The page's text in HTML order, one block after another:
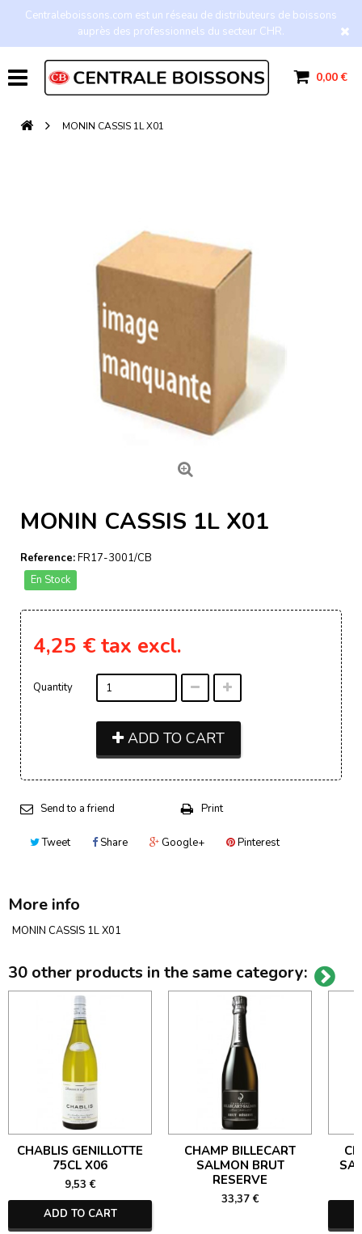
Centraleboissons.com est un réseau de distributeurs de boissons
auprès des professionnels du secteur CHR.
0,00 €
MONIN CASSIS 1L X01
MONIN CASSIS 1L X01
Reference:FR17-3001/CB
En Stock
4,25 € tax excl.
Quantity
ADD TO CART
Send to a friend Print
Tweet Share Google+ Pinterest
More info
MONIN CASSIS 1L X01
30 other products in the same category:
CHABLIS GENILLOTTE
75CL X06
9,53 €
ADD TO CART
CHAMP BILLECART
SALMON BRUT
RESERVE
33,37 €